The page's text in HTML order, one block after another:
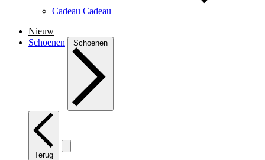
Cadeau Cadeau
Nieuw
Schoenen
Schoenen
Terug